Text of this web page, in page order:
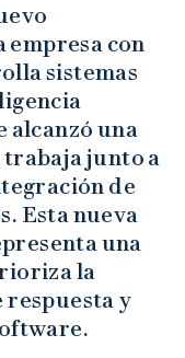
empresa con
sistemas
una
junto a
de
Esta nueva
una
la
respuesta y